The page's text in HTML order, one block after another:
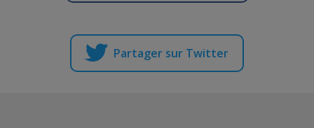
Partager sur Twitter